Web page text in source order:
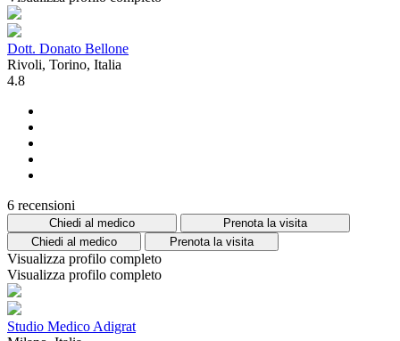
Dott. Donato Bellone
Rivoli, Torino, Italia
4.8
6 recensioni
Chiedi al medico
Prenota la visita
Chiedi al medico
Prenota la visita
Visualizza profilo completo
Visualizza profilo completo
Studio Medico Adigrat